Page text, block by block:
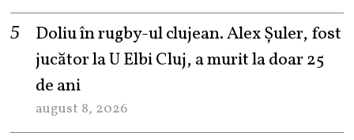
Doliu în rugby-ul clujean. Alex Șuler, fost
jucător la U Elbi Cluj, a murit la doar 25
de ani
august 8, 2026